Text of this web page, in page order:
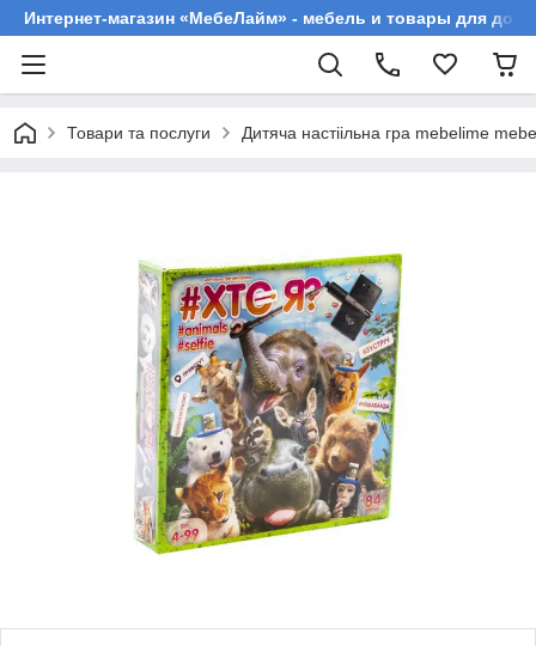
Интернет-магазин «МебеЛайм» - мебель и товары для
Товари та послуги Дитяча настіільна гра mebelime